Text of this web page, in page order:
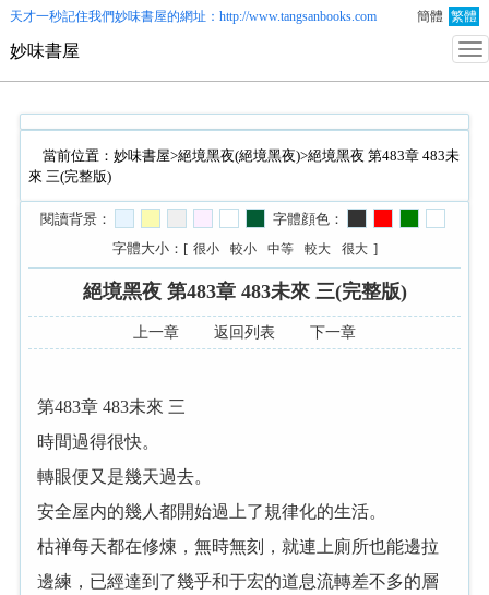
天才一秒記住我們妙味書屋的網址：http://www.tangsanbooks.com 簡體 繁體
妙味書屋
當前位置： 妙味書屋>絕境黑夜(絕境黑夜)>絕境黑夜 第483章 483未
來 三(完整版)
閱讀背景：
字體顔色：
字體大小：[ 很小 較小 中等 較大 很大 ]
絕境黑夜 第483章 483未來 三(完整版)
上一章 返回列表 下一章
第483章 483未來 三
時間過得很快。
轉眼便又是幾天過去。
安全屋内的幾人都開始過上了規律化的生活。
枯禅每天都在修煉，無時無刻，就連上廁所也能邊拉
邊練，已經達到了幾乎和于宏的道息流轉差不多的層